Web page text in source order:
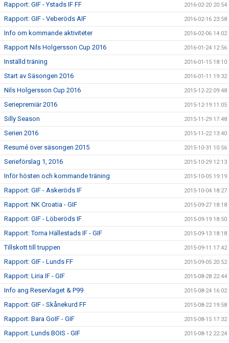
Rapport: GIF - Ystads IF FF 2016-02-20 20:54
Rapport: GIF - Veberöds AIF 2016-02-16 23:58
Info om kommande aktiviteter 2016-02-06 14:02
Rapport Nils Holgersson Cup 2016 2016-01-24 12:56
Inställd träning 2016-01-15 18:10
Start av Säsongen 2016 2016-01-11 19:32
Nils Holgersson Cup 2016 2015-12-22 09:48
Seriepremiär 2016 2015-12-19 11:05
Silly Season 2015-11-29 17:48
Serien 2016 2015-11-22 13:40
Resumé över säsongen 2015 2015-10-31 10:56
Serieförslag 1, 2016 2015-10-29 12:13
Inför hösten och kommande träning 2015-10-05 19:19
Rapport: GIF - Askeröds IF 2015-10-04 18:27
Rapport: NK Croatia - GIF 2015-09-27 18:18
Rapport: GIF - Löberöds IF 2015-09-19 18:50
Rapport: Torna Hällestads IF - GIF 2015-09-13 18:18
Tillskott till truppen 2015-09-11 17:42
Rapport: GIF - Lunds FF 2015-09-05 20:52
Rapport: Liria IF - GIF 2015-08-28 22:44
Info ang Reservlaget & P99 2015-08-24 16:02
Rapport: GIF - Skånekurd FF 2015-08-22 19:58
Rapport: Bara GoIF - GIF 2015-08-15 17:32
Rapport: Lunds BOIS - GIF 2015-08-12 22:24